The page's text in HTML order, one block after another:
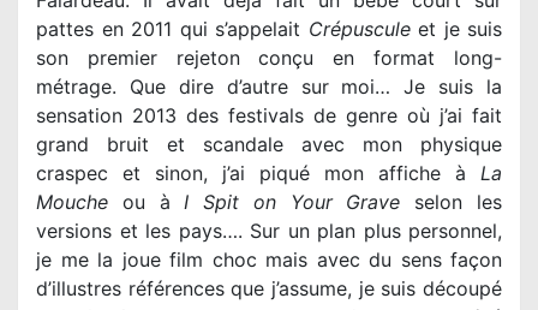
pattes en 2011 qui s’appelait Crépusculeet je suis
son premier rejeton conçu en format long-
métrage. Que dire d’autre sur moi… Je suis la
sensation 2013 des festivals de genre où j’ai fait
grand bruit et scandale avec mon physique
craspec et sinon, j’ai piqué mon affiche à La
Mouche ou à I Spit on Your Grave selon les
versions et les pays…. Sur un plan plus personnel,
je me la joue film choc mais avec du sens façon
d’illustres références que j’assume, je suis découpé